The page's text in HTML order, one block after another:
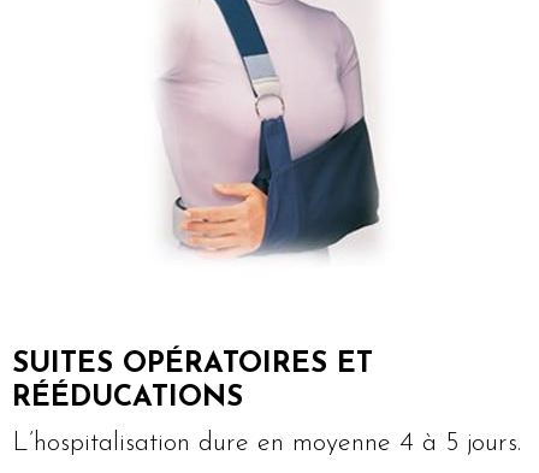
SUITES OPÉRATOIRES ET
RÉÉDUCATIONS
L’hospitalisation dure en moyenne 4 à 5 jours.